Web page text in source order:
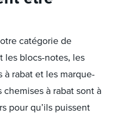
catégorie de
les blocs-notes, les
à rabat et les marque-
à rabat sont à
pour qu’ils puissent